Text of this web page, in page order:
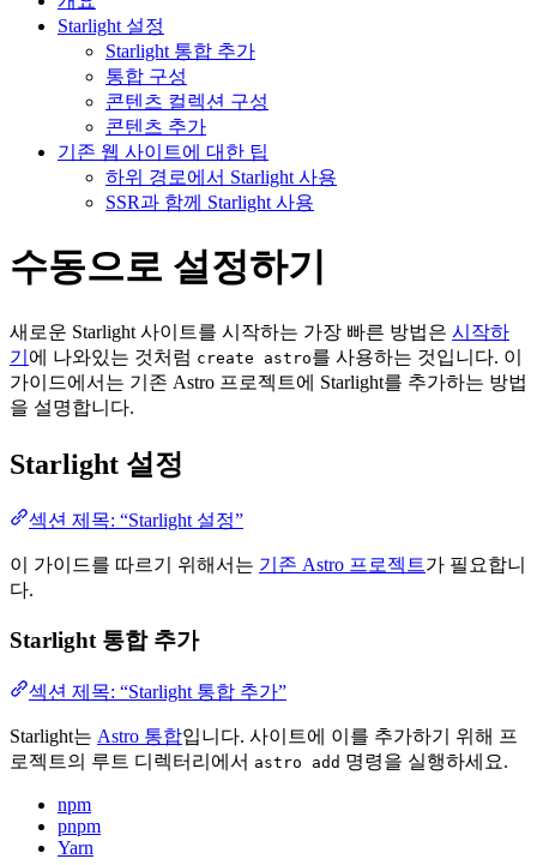
Starlight 설정
Starlight 통합 추가
통합 구성
콘텐츠 컬렉션 구성
콘텐츠 추가
기존 웹 사이트에 대한 팁
하위 경로에서 Starlight 사용
SSR과 함께 Starlight 사용
수동으로 설정하기
새로운 Starlight 사이트를 시작하는 가장 빠른 방법은 시작하
기 에 나와있는 것처럼 create astro를 사용하는 것입니다. 이
가이드에서는 기존 Astro 프로젝트에 Starlight를 추가하는 방법
을 설명합니다.
Starlight 설정
섹션 제목: “Starlight 설정”
이 가이드를 따르기 위해서는 기존 Astro 프로젝트가 필요합니
다.
Starlight 통합 추가
섹션 제목: “Starlight 통합 추가”
Starlight는 Astro 통합입니다. 사이트에 이를 추가하기 위해 프
로젝트의 루트 디렉터리에서 astro add 명령을 실행하세요.
npm
pnpm
Yarn